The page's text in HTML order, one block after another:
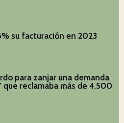
su facturación en 2023
para zanjar una demanda
que reclamaba más de 4.500